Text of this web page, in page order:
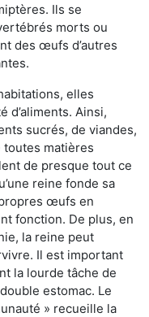
Ils se
morts ou
des œufs d’autres
elles
d’aliments. Ainsi,
sucrés, de viandes,
matières
de presque tout ce
reine fonde sa
œufs en
fonction. De plus, en
la reine peut
Il est important
la lourde tâche de
estomac. Le
» recueille la